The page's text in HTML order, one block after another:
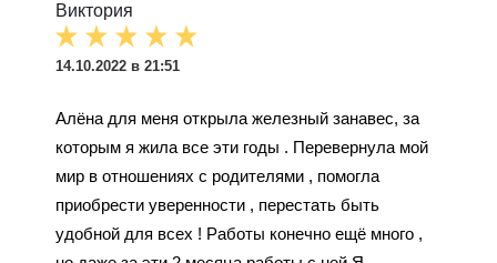
Виктория
14.10.2022 в 21:51
Алёна для меня открыла железный занавес, за
которым я жила все эти годы . Перевернула мой
мир в отношениях с родителями , помогла
приобрести уверенности , перестать быть
удобной для всех ! Работы конечно ещё много ,